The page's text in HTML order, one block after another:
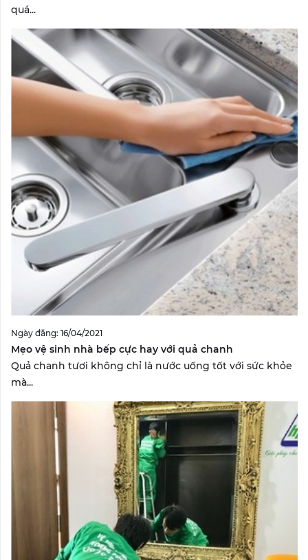
quá...
Ngày đăng: 16/04/2021
Mẹo vệ sinh nhà bếp cực hay với quả chanh
Quả chanh tươi không chỉ là nước uống tốt với sức khỏe
mà...